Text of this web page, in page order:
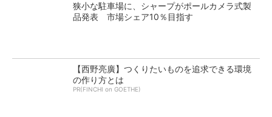
狭小な駐車場に、シャープがポールカメラ式製
品発表 市場シェア10％目指す
【西野亮廣】つくりたいものを追求できる環境
の作り方とは
PR(FINCHI on GOETHE)